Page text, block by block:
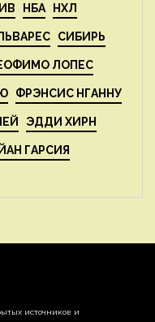
НБА НХЛ
СИБИРЬ
ЛОПЕС
ФРЭНСИС НГАННУ
ЭДДИ ХИРН
ГАРСИЯ
источников и